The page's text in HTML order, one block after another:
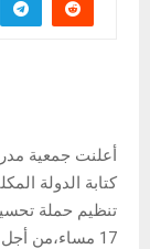
أعلنت جمعية
17 مساء،من